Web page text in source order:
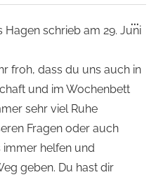
Hagen schrieb am 29. Juni
froh, dass du uns auch in
und im Wochenbett
sehr viel Ruhe
Fragen oder auch
helfen und
geben. Du hast dir
...